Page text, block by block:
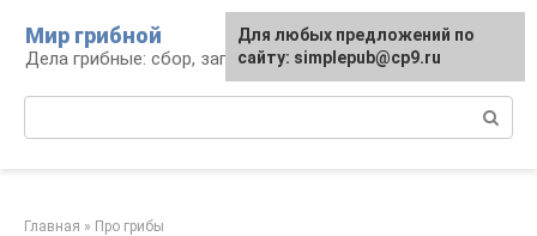
контенту
Мир грибной
Дела грибные: сбор, заготовка, рецепты
Главная » Про грибы
Для любых предложений по
сайту: simplepub@cp9.ru